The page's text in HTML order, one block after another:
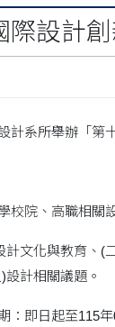
際設計
計系所舉辦「第
校院、高職相關
計文化與教育、(
計相關議題。
：即日起至115